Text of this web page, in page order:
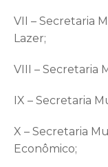
VII – Secretaria
Lazer;
VIII – Secretaria
IX – Secretaria
X – Secretaria
Econômico;